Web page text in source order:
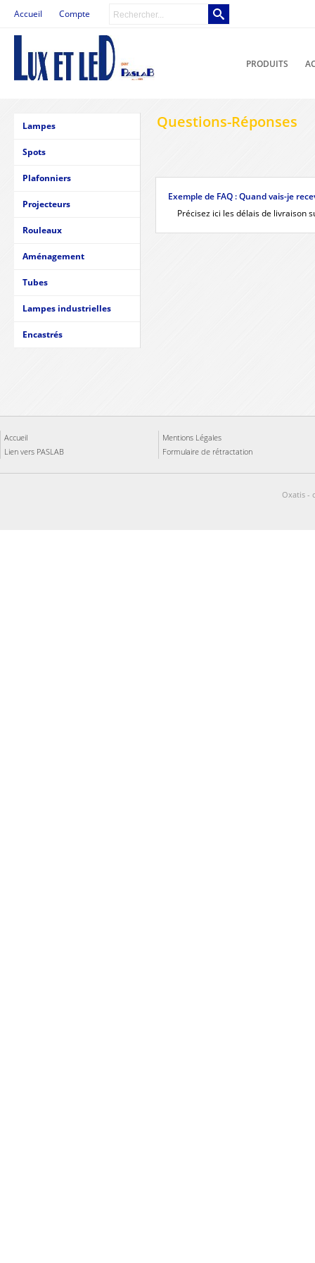
Accueil Compte
PRODUITS
Lampes
Spots
Plafonniers
Projecteurs
Rouleaux
Aménagement
Tubes
Lampes industrielles
Encastrés
Questions-Réponses
Exemple de FAQ : Quand vais-je
Précisez ici les délais de livraison
Accueil
Mentions Légales
Lien vers PASLAB
Formulaire de rétractation
Oxatis -